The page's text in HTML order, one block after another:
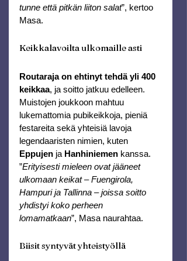
tunne että pitkän liiton salat”, kertoo
Masa.
Keikkalavoilta ulkomaille asti
Routaraja on ehtinyt tehdä yli 400
keikkaa, ja soitto jatkuu edelleen.
Muistojen joukkoon mahtuu
lukemattomia pubikeikkoja, pieniä
festareita sekä yhteisiä lavoja
legendaaristen nimien, kuten
Eppujen ja Hanhiniemen kanssa.
”Erityisesti mieleen ovat jääneet
ulkomaan keikat – Fuengirola,
Hampuri ja Tallinna – joissa soitto
yhdistyi koko perheen
lomamatkaan”, Masa naurahtaa.
Biisit syntyvät yhteistyöllä